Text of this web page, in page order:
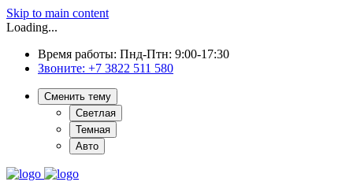
Skip to main content
Loading...
Время работы: Пнд-Птн: 9:00-17:30
Звоните: +7 3822 511 580
Сменить тему
Светлая
Темная
Авто